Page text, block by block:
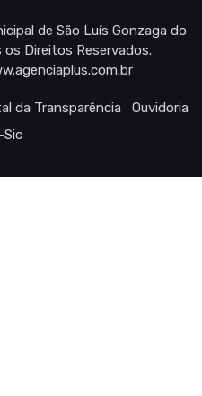
de São Luís Gonzaga do
os Direitos Reservados.
da Transparência
Ouvidoria
Sic